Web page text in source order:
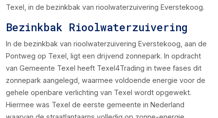
Texel, in de bezinkbak van rioolwaterzuivering Everstekoog.
Bezinkbak Rioolwaterzuivering
In de bezinkbak van rioolwaterzuivering Everstekoog, aan de
Pontweg op Texel, ligt een drijvend zonnepark. In opdracht
van Gemeente Texel heeft Texel4Trading in twee fases dit
zonnepark aangelegd, waarmee voldoende energie voor de
gehele openbare verlichting van Texel wordt opgewekt.
Hiermee was Texel de eerste gemeente in Nederland